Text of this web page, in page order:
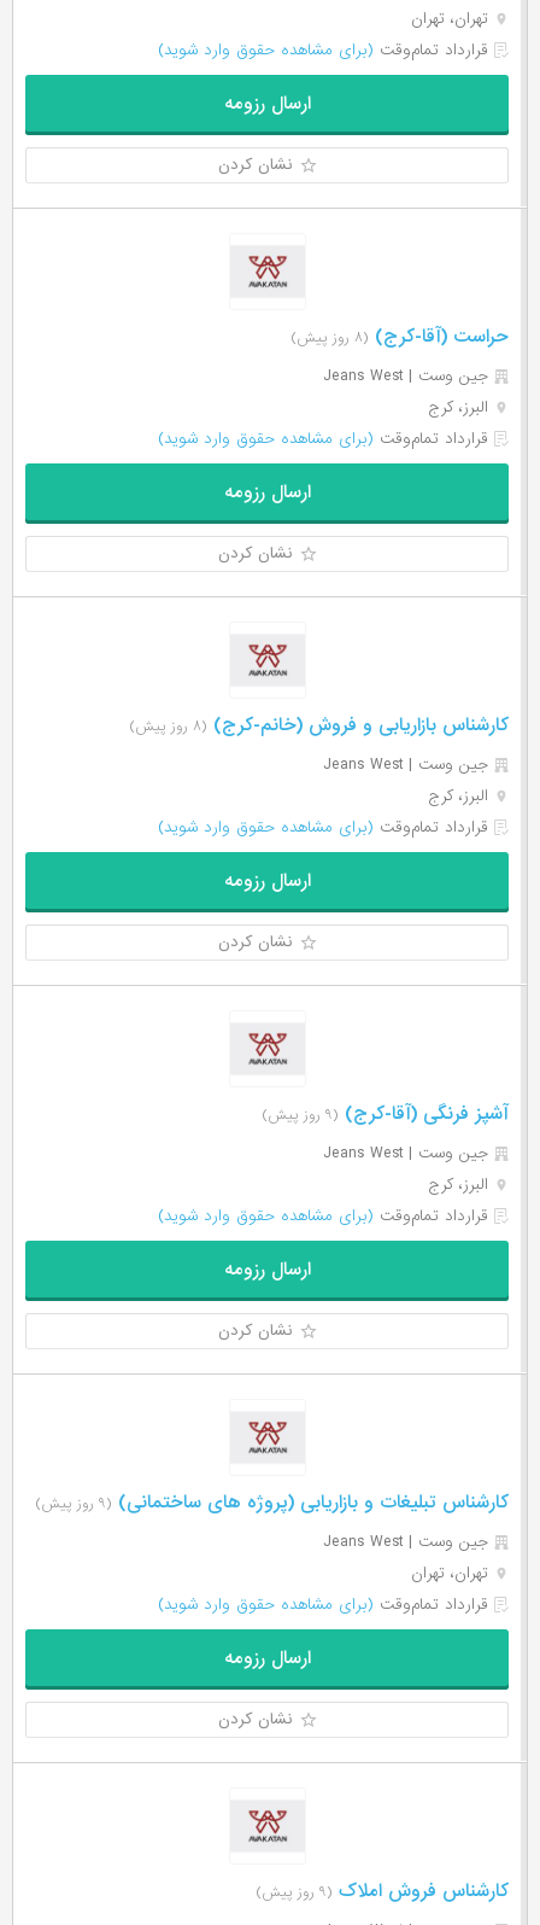
تهران، تهران
قرارداد تمام‌وقت (برای مشاهده حقوق وارد شوید)
ارسال رزومه
نشان کردن
حراست (آقا-کرج) (۸ روز پیش)
جین وست | Jeans West
البرز، کرج
قرارداد تمام‌وقت (برای مشاهده حقوق وارد شوید)
ارسال رزومه
نشان کردن
کارشناس بازاریابی و فروش (خانم-کرج) (۸ روز پیش)
جین وست | Jeans West
البرز، کرج
قرارداد تمام‌وقت (برای مشاهده حقوق وارد شوید)
ارسال رزومه
نشان کردن
آشپز فرنگی (آقا-کرج) (۹ روز پیش)
جین وست | Jeans West
البرز، کرج
قرارداد تمام‌وقت (برای مشاهده حقوق وارد شوید)
ارسال رزومه
نشان کردن
کارشناس تبلیغات و بازاریابی (پروژه های ساختمانی) (۹ روز پیش)
جین وست | Jeans West
تهران، تهران
قرارداد تمام‌وقت (برای مشاهده حقوق وارد شوید)
ارسال رزومه
نشان کردن
کارشناس فروش املاک (۹ روز پیش)